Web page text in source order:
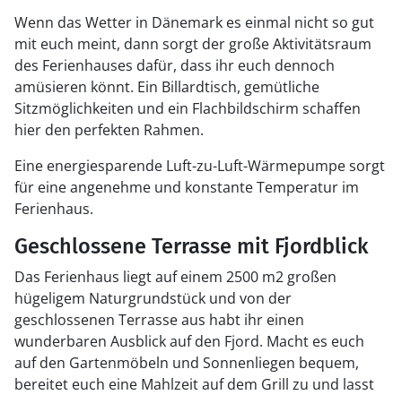
Wenn das Wetter in Dänemark es einmal nicht so gut
mit euch meint, dann sorgt der große Aktivitätsraum
des Ferienhauses dafür, dass ihr euch dennoch
amüsieren könnt. Ein Billardtisch, gemütliche
Sitzmöglichkeiten und ein Flachbildschirm schaffen
hier den perfekten Rahmen.
Eine energiesparende Luft-zu-Luft-Wärmepumpe sorgt
für eine angenehme und konstante Temperatur im
Ferienhaus.
Geschlossene Terrasse mit Fjordblick
Das Ferienhaus liegt auf einem 2500 m2 großen
hügeligem Naturgrundstück und von der
geschlossenen Terrasse aus habt ihr einen
wunderbaren Ausblick auf den Fjord. Macht es euch
auf den Gartenmöbeln und Sonnenliegen bequem,
bereitet euch eine Mahlzeit auf dem Grill zu und lasst